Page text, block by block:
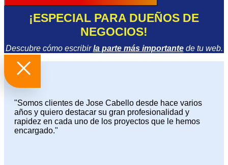
¡ESPECIAL PARA DUEÑOS DE
NEGOCIOS!
Descubre cómo escribirla parte más importantede tu web.
"Somos clientes de Jose Cabello desde hace varios
años y quiero destacar su gran profesionalidad y
rapidez en cada uno de los proyectos que le hemos
encargado."